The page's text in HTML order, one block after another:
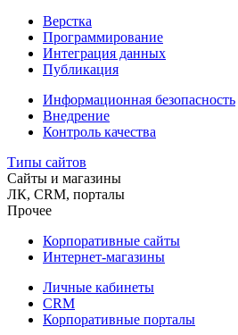
Верстка
Программирование
Интеграция данных
Публикация
Информационная безопасность
Внедрение
Контроль качества
Типы сайтов
Сайты и магазины
ЛК, CRM, порталы
Прочее
Корпоративные сайты
Интернет-магазины
Личные кабинеты
CRM
Корпоративные порталы